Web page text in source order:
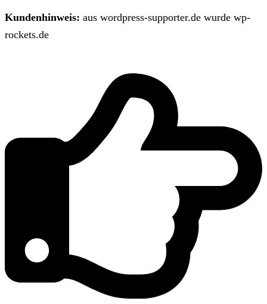
Kundenhinweis: aus wordpress-supporter.de wurde wp-
rockets.de